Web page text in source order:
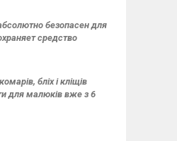
безопасен для
средство
бліх і кліщів
для малюків вже з 6